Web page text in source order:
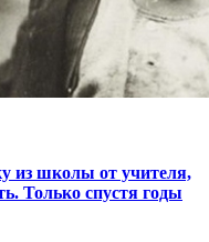
из школы от учителя,
Только спустя годы